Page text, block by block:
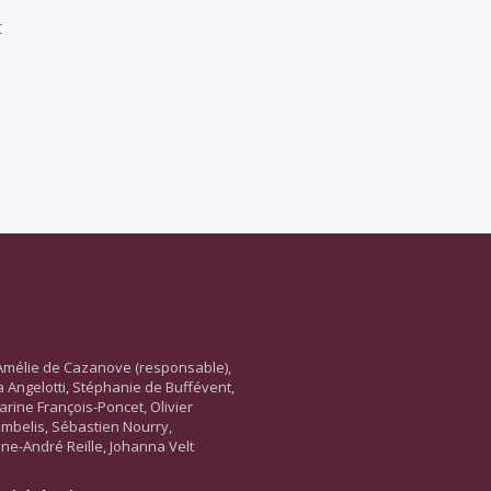
de Cazanove (responsable),
Angelotti, Stéphanie de Buffévent,
François-Poncet, Olivier
Sébastien Nourry,
André Reille, Johanna Velt